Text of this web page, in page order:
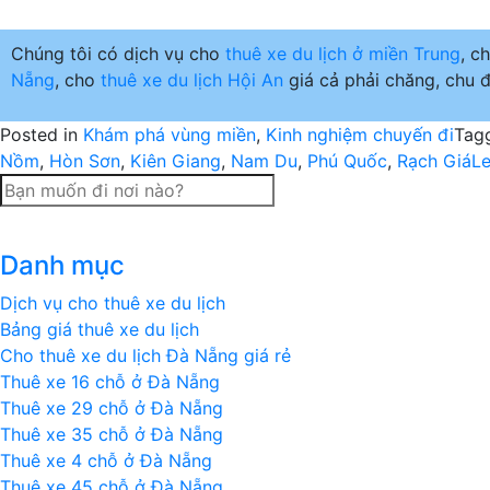
Chúng tôi có dịch vụ cho thuê xe du lịch ở miền Trung,
Nẵng, cho thuê xe du lịch Hội An giá cả phải chăng, chu
Posted in Khám phá vùng miền, Kinh nghiệm chuyến đi
Nồm, Hòn Sơn, Kiên Giang, Nam Du, Phú Quốc, Rạch Giá
Danh mục
Dịch vụ cho thuê xe du lịch
Bảng giá thuê xe du lịch
Cho thuê xe du lịch Đà Nẵng giá rẻ
Thuê xe 16 chỗ ở Đà Nẵng
Thuê xe 29 chỗ ở Đà Nẵng
Thuê xe 35 chỗ ở Đà Nẵng
Thuê xe 4 chỗ ở Đà Nẵng